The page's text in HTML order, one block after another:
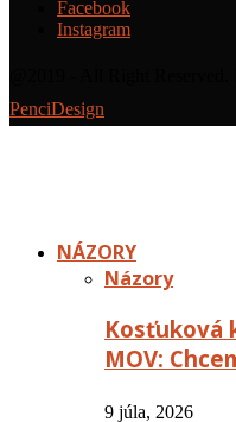
Facebook
Instagram
PenciDesign
NÁZORY
Názory
Kosťuková
MOV:
9 júla, 2026